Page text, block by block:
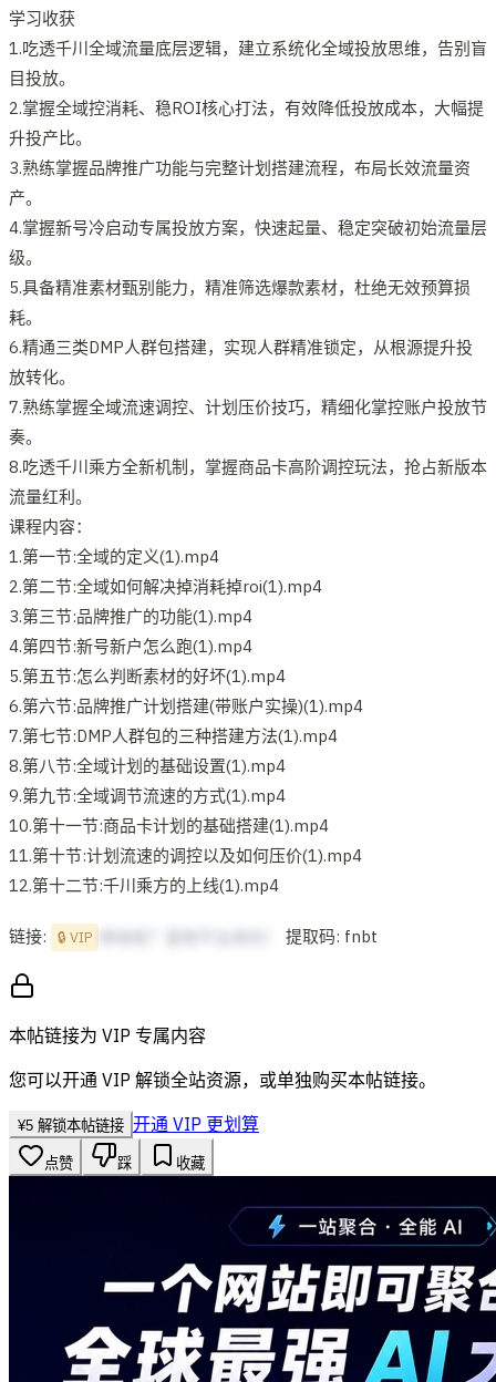
学习收获
1.吃透千川全域流量底层逻辑，建立系统化全域投放思维，告别盲
目投放。
2.掌握全域控消耗、稳ROI核心打法，有效降低投放成本，大幅提
升投产比。
3.熟练掌握品牌推广功能与完整计划搭建流程，布局长效流量资
产。
4.掌握新号冷启动专属投放方案，快速起量、稳定突破初始流量层
级。
5.具备精准素材甄别能力，精准筛选爆款素材，杜绝无效预算损
耗。
6.精通三类DMP人群包搭建，实现人群精准锁定，从根源提升投
放转化。
7.熟练掌握全域流速调控、计划压价技巧，精细化掌控账户投放节
奏。
8.吃透千川乘方全新机制，掌握商品卡高阶调控玩法，抢占新版本
流量红利。
课程内容：
1.第一节:全域的定义(1).mp4
2.第二节:全域如何解决掉消耗掉roi(1).mp4
3.第三节:品牌推广的功能(1).mp4
4.第四节:新号新户怎么跑(1).mp4
5.第五节:怎么判断素材的好坏(1).mp4
6.第六节:品牌推广计划搭建(带账户实操)(1).mp4
7.第七节:DMP人群包的三种搭建方法(1).mp4
8.第八节:全域计划的基础设置(1).mp4
9.第九节:全域调节流速的方式(1).mp4
10.第十一节:商品卡计划的基础搭建(1).mp4
11.第十节:计划流速的调控以及如何压价(1).mp4
12.第十二节:千川乘方的上线(1).mp4
链接: 🔒 VIP 提取码: fnbt
本帖链接为 VIP 专属内容
您可以开通 VIP 解锁全站资源，或单独购买本帖链接。
¥5 解锁本帖链接 开通 VIP 更划算
点赞 踩 收藏